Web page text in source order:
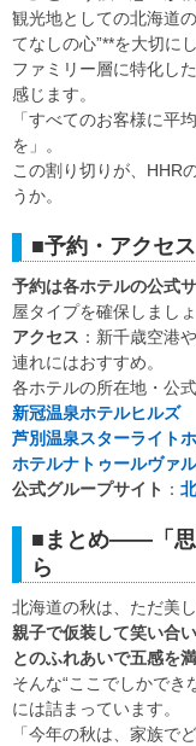
観光地としての北海道
てなしの心”**を大切に
ファミリー層に特化し
感じます。
「すべてのお客様に平
を」。
この割り切りが、HHR
うか。
■予約・アクセ
予約は各ホテルの公式
屋タイプを確保しましょ
アクセス ：新千歳空港
連れにはおすすめ。
各ホテルの所在地・公
新冠温泉ホテルヒルズ
芦別温泉スターライト
ホテルナトゥールヴァ
公式グループサイト ：
■まとめ——「思
ら
北海道の秋は、ただ美
親子で仮装して笑い合
とのふれあいで五感
そんな“ここでしかでき
には詰まっています。
「今年の秋は、家族で